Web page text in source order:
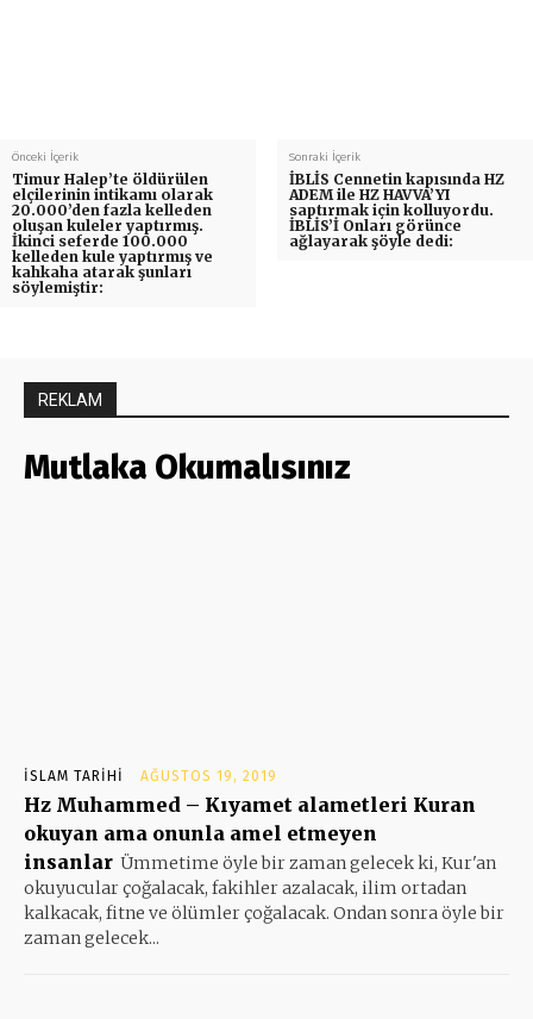
Önceki İçerik
Timur Halep’te öldürülen
elçilerinin intikamı olarak
20.000’den fazla kelleden
oluşan kuleler yaptırmış.
İkinci seferde 100.000
kelleden kule yaptırmış ve
kahkaha atarak şunları
söylemiştir:
Sonraki İçerik
İBLİS Cennetin kapısında HZ
ADEM ile HZ HAVVA’YI
saptırmak için kolluyordu.
İBLİS’İ Onları görünce
ağlayarak şöyle dedi:
REKLAM
Mutlaka Okumalısınız
İSLAM TARIHI AĞUSTOS 19, 2019
Hz Muhammed – Kıyamet alametleri Kuran
okuyan ama onunla amel etmeyen
insanlar Ümmetime öyle bir zaman gelecek ki, Kur'an
okuyucular çoğalacak, fakihler azalacak, ilim ortadan
kalkacak, fitne ve ölümler çoğalacak. Ondan sonra öyle bir
zaman gelecek...